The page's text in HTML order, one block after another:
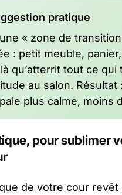
pratique
« zone de
: petit meuble,
là qu’atterrit tout ce qui
au salon. Résultat
plus calme, moins
pour sublimer
de votre cour revêt